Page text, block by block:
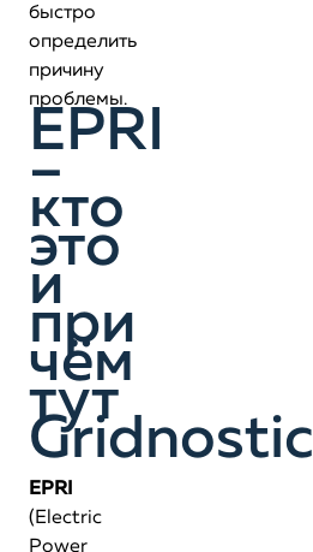
быстро
определить
причину
проблемы.
EPRI
–
кто
это
и
при
чём
тут
Gridnostic
EPRI
(Electric
Power